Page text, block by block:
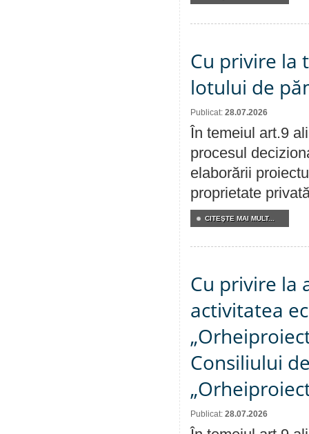
Cu privire la
lotului de
Publicat: 28.07.2026
În temeiul art.9
procesul
elaborării
proprietate
CITEŞTE MAI MULT...
Cu privire la
activitatea
Consiliului
Publicat: 28.07.2026